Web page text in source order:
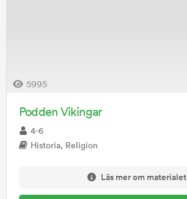
5995
Podden Vikingar
4-6
Historia, Religion
Läs mer om materialet